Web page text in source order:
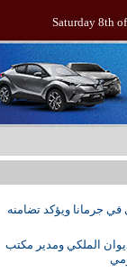
Saturday 8th
في جرمانا ويؤكد تضامنه
الملكي ومدير مكتب